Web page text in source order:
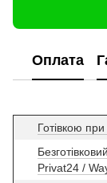
Оплата
Готівкою
Privat24 /